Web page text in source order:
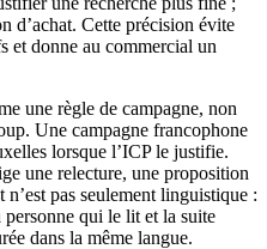
d’achat. Cette précision évite
et donne au commercial un
une règle de campagne, non
Une campagne francophone
lorsque l’ICP le justifie.
une relecture, une proposition
pas seulement linguistique :
qui le lit et la suite
dans la même langue.